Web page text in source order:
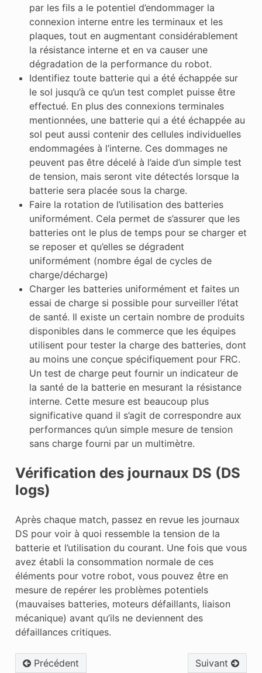
par les fils a le potentiel d’endommager la
connexion interne entre les terminaux et les
plaques, tout en augmentant considérablement
la résistance interne et en va causer une
dégradation de la performance du robot.
Identifiez toute batterie qui a été échappée sur
le sol jusqu’à ce qu’un test complet puisse être
effectué. En plus des connexions terminales
mentionnées, une batterie qui a été échappée au
sol peut aussi contenir des cellules individuelles
endommagées à l’interne. Ces dommages ne
peuvent pas être décelé à l’aide d’un simple test
de tension, mais seront vite détectés lorsque la
batterie sera placée sous la charge.
Faire la rotation de l’utilisation des batteries
uniformément. Cela permet de s’assurer que les
batteries ont le plus de temps pour se charger et
se reposer et qu’elles se dégradent
uniformément (nombre égal de cycles de
charge/décharge)
Charger les batteries uniformément et faites un
essai de charge si possible pour surveiller l’état
de santé. Il existe un certain nombre de produits
disponibles dans le commerce que les équipes
utilisent pour tester la charge des batteries, dont
au moins une conçue spécifiquement pour FRC.
Un test de charge peut fournir un indicateur de
la santé de la batterie en mesurant la résistance
interne. Cette mesure est beaucoup plus
significative quand il s’agit de correspondre aux
performances qu’un simple mesure de tension
sans charge fourni par un multimètre.
Vérification des journaux DS (DS
logs)
Après chaque match, passez en revue les journaux
DS pour voir à quoi ressemble la tension de la
batterie et l’utilisation du courant. Une fois que vous
avez établi la consommation normale de ces
éléments pour votre robot, vous pouvez être en
mesure de repérer les problèmes potentiels
(mauvaises batteries, moteurs défaillants, liaison
mécanique) avant qu’ils ne deviennent des
défaillances critiques.
Précédent Suivant